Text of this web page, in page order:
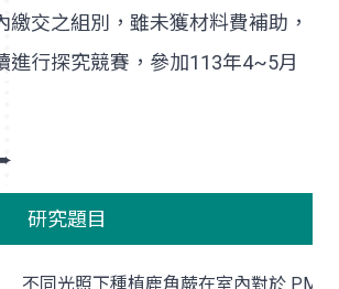
繳交之組別，雖未獲材料費補助，
進行探究競賽，參加113年4~5月
研究題目
不同光照下種植鹿角蕨在室內對於 PM